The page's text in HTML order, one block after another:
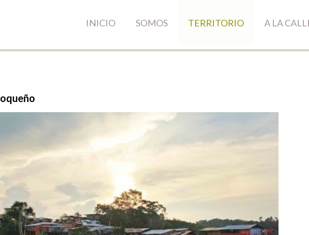
INICIO SOMOS TERRITORIO A LA